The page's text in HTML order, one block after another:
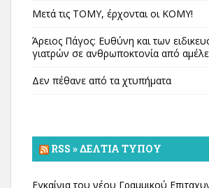
Μετά τις ΤΟΜΥ, έρχονται οι ΚΟΜΥ!
Άρειος Πάγος: Ευθύνη και των
γιατρών σε ανθρωποκτονία από
Δεν πέθανε από τα χτυπήματα
RSS » ΔΕΛΤΊΑ ΤΎΠΟΥ
Εγκαίνια του νέου Γραμμικού